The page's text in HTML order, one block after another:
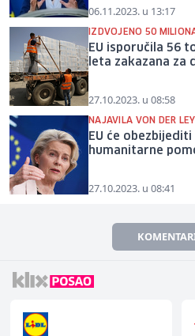
06.11.2023. u 13:17
IZDVOJENO 50
EU isporučila 56
leta zakazana za
27.10.2023. u 08:58
NAJAVILA VON DER
EU će
humanitarne
27.10.2023. u 08:41